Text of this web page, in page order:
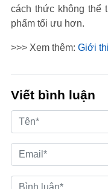
cách thức không thể
phẩm tối ưu hơn.
>>> Xem thêm: Giới
Viết bình luận